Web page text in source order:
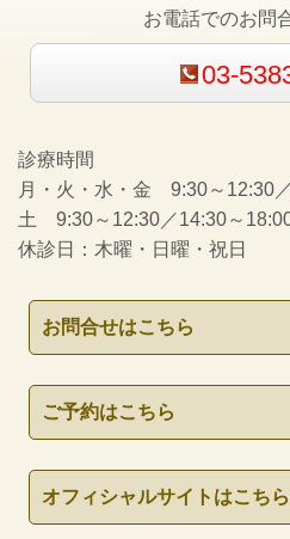
お電話でのお問
03-
診療時間
月・火・水・金 9:30～12:30
土 9:30～12:30／14:30～
休診日：木曜・日曜・祝日
お問合せはこちら
ご予約はこちら
オフィシャルサイトはこちら